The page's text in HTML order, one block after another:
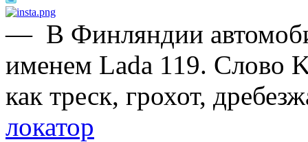
— В Финляндии
именем Lada 119. Cлово
как треск, грохот,
локатор